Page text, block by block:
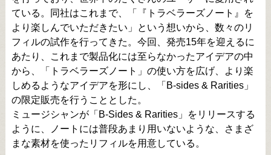
ている。同社はこれまで、「『トラベラーズノート』を
より楽しんでいただきたい」という想いから、数々のリ
フィルの試作を行ってきた。今回、発売15年を迎えるに
あたり、これまで製品化には至らなかったアイデアの中
から、「トラベラーズノート」の使い方を広げ、より楽
しめるようなアイデアを形にし、「B-sides & Rarities」
の限定販売を行うこととした。
ミュージシャンが「B-Sides & Rarities」をリリースする
ように、ノートには普段あまり用いないような、さまざ
まな素材を使ったリフィルを用意している。